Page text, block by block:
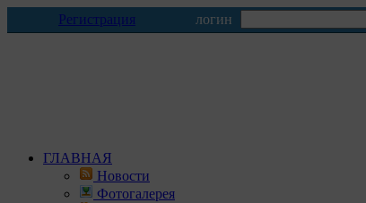
Регистрация логин
ГЛАВНАЯ
Новости
Фотогалерея